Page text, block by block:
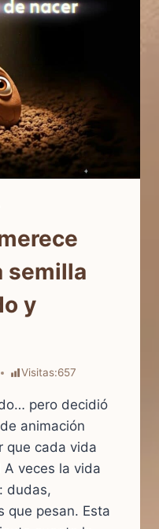
semilla
y
Visitas:657
pero decidió
animación
que cada vida
veces la vida
dudas,
que pesan. Esta